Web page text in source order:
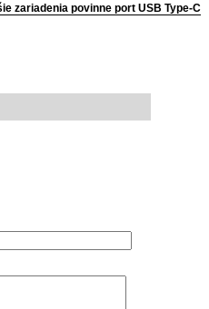
zariadenia povinne port USB Type-C